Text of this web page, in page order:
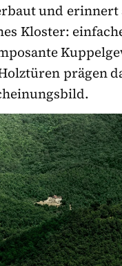
und erinnert
Kloster:
prägen